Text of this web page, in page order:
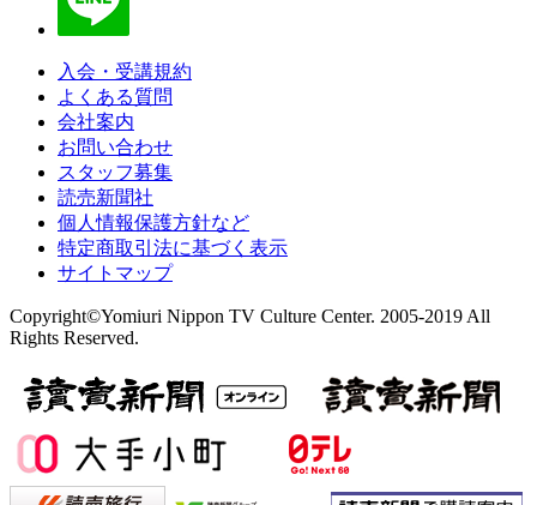
入会・受講規約
よくある質問
会社案内
お問い合わせ
スタッフ募集
読売新聞社
個人情報保護方針など
特定商取引法に基づく表示
サイトマップ
Copyright©Yomiuri Nippon TV Culture Center. 2005-2019 All
Rights Reserved.